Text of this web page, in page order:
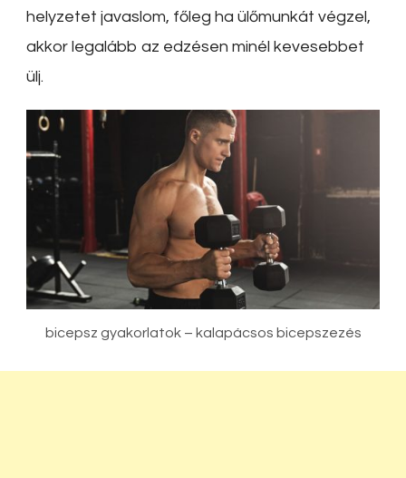
helyzetet javaslom, főleg ha ülőmunkát végzel,
akkor legalább az edzésen minél kevesebbet
ülj.
bicepsz gyakorlatok – kalapácsos bicepszezés